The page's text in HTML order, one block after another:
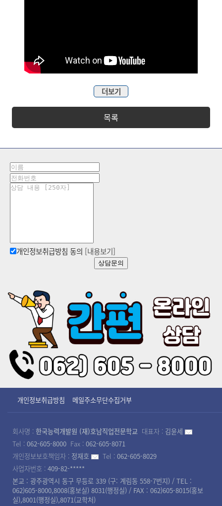
더보기
목록
개인정보취급방침 동의 [내용보기]
상담문의
개인정보취급방침 메일주소무단수집거부
회사명 : 한국능력개발원 (재)호남직업전문학교 대표자 : 김윤세
Tel : 062-605-8000 Fax : 062-605-8071
개인정보보호책임자 : 정재호 Tel : 062-605-8029
사업자번호 : 409-82-*****
본교 : 광주광역시 동구 무등로 339 (구: 계림동 558-7번지) / TEL :
062)605-8000,8008(홍보실) 8031(행정실) / FAX : 062)605-8015(홍보
실),8001(행정실),8071(교학처)